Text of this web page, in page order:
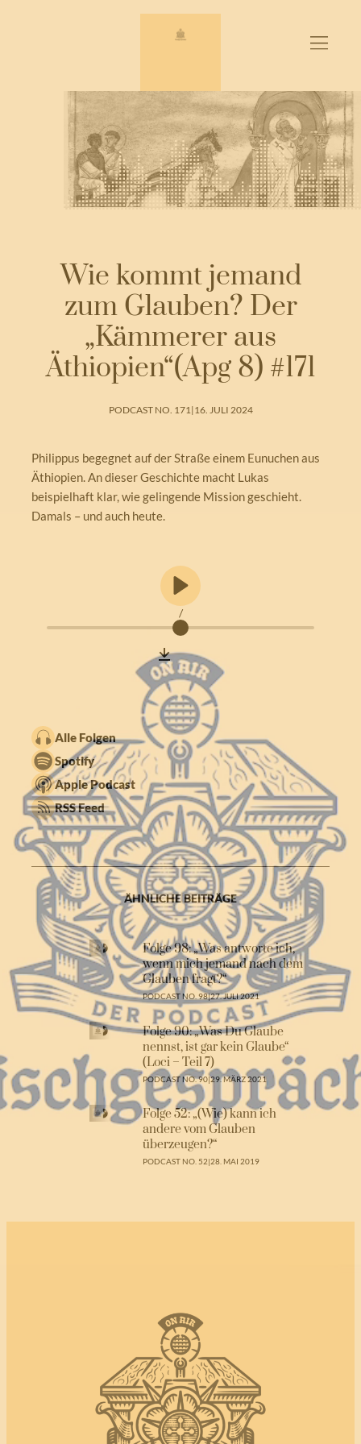
Wie kommt jemand
zum Glauben? Der
„Kämmerer aus
Äthiopien“(Apg 8) #171
PODCAST NO. 171 |16. JULI 2024
Philippus begegnet auf der Straße einem Eunuchen aus
Äthiopien. An dieser Geschichte macht Lukas
beispielhaft klar, wie gelingende Mission geschieht.
Damals – und auch heute.
/
Alle Folgen
Spotify
Apple Podcast
RSS Feed
ÄHNLICHE BEITRÄGE
Folge 98: „Was antworte ich,
wenn mich jemand nach dem
Glauben fragt?“
PODCAST NO. 98|27. JULI 2021
Folge 90: „Was Du Glaube
nennst, ist gar kein Glaube“
(Loci – Teil 7)
PODCAST NO. 90|29. MÄRZ 2021
Folge 52: „(Wie) kann ich
andere vom Glauben
überzeugen?“
PODCAST NO. 52|28. MAI 2019